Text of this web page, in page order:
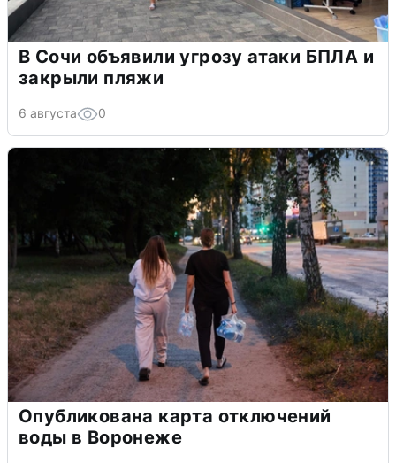
В Сочи объявили угрозу атаки БПЛА и
закрыли пляжи
6 августа 0
Опубликована карта отключений
воды в Воронеже